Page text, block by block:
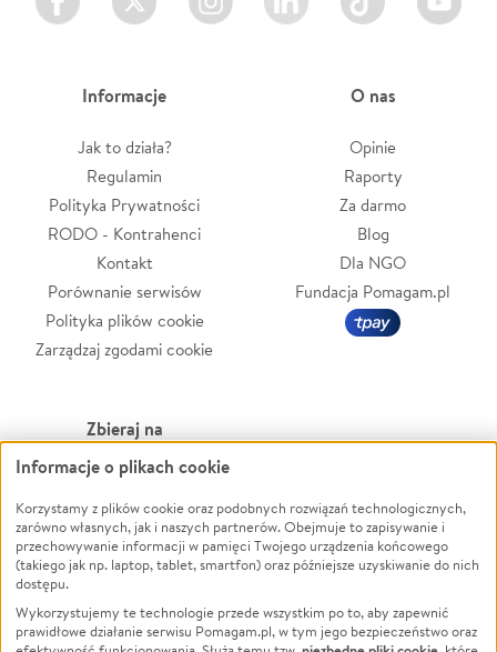
Informacje
Jak to działa?
Regulamin
Polityka Prywatności
RODO - Kontrahenci
Kontakt
Porównanie serwisów
Polityka plików cookie
Zarządzaj zgodami cookie
O nas
Opinie
Raporty
Za darmo
Blog
Dla NGO
Fundacja Pomagam.pl
Zbieraj na
Leczenie
Zwierzęta
Pożar
Ukraina
Pomoc Finansowa
Powódź
Wichura
NGO
Edukacja
Informacje o plikach cookie
Korzystamy z plików cookie oraz podobnych rozwiązań technologicznych,
zarówno własnych, jak i naszych partnerów. Obejmuje to zapisywanie i
przechowywanie informacji w pamięci Twojego urządzenia końcowego
(takiego jak np. laptop, tablet, smartfon) oraz późniejsze uzyskiwanie do nich
dostępu.
Wykorzystujemy te technologie przede wszystkim po to, aby zapewnić
prawidłowe działanie serwisu Pomagam.pl, w tym jego bezpieczeństwo oraz